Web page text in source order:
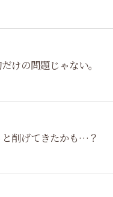
けの問題じゃない。
削げてきたかも…？